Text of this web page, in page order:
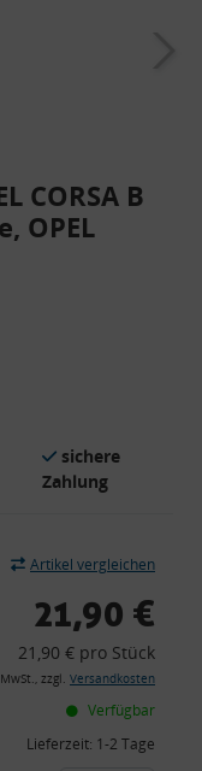
CORSA B
OPEL
sichere
Zahlung
Artikel vergleichen
21,90 €
21,90 € pro Stück
zzgl. Versandkosten
Verfügbar
Lieferzeit: 1-2 Tage